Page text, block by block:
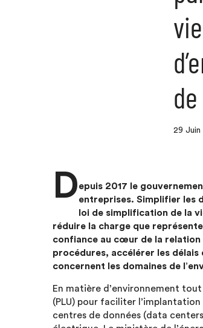
29 Juin
Depuis 2017 le
entreprises. Simplifier les
loi de simplification de la
réduire la charge que
confiance au cœur de la
procédures, accélérer les
concernent les domaines de
En matière d’environnement
(PLU) pour faciliter
centres de données (data